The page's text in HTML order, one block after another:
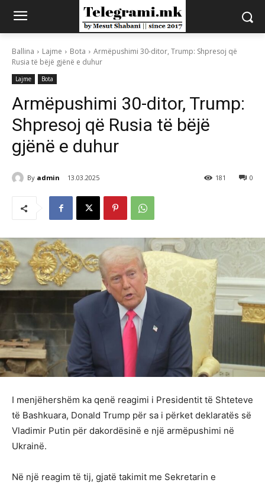
Ballina Lajme Bota
Armëpushimi 30-ditor, Trump: Shpresoj që
Rusia të bëjë gjënë e duhur
Lajme Bota
Armëpushimi 30-ditor, Trump:
Shpresoj që Rusia të bëjë
gjënë e duhur
By admin 13.03.2025 0
181
I menjëhershëm ka qenë reagimi i Presidentit të Shteteve
të Bashkuara, Donald Trump për sa i përket deklaratës së
Vladimir Putin për dakordësinë e një armëpushimi në
Ukrainë.
Në një reagim të tij, gjatë takimit me Sekretarin e